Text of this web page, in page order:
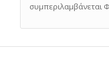
συμπεριλαμβάνεται